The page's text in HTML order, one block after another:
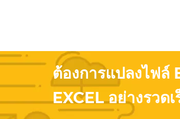
ต้องการแปลงไฟล์
EXCEL อย่างรวด